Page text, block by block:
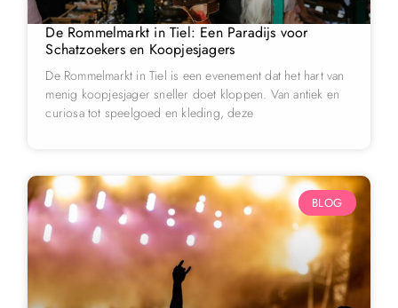
De Rommelmarkt in Tiel: Een Paradijs voor
Schatzoekers en Koopjesjagers
De Rommelmarkt in Tiel is een evenement dat het hart van
menig koopjesjager sneller doet kloppen. Van antiek en
curiosa tot speelgoed en kleding, deze
BLOG